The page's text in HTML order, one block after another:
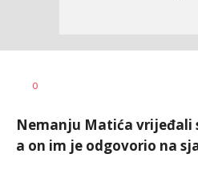
AUTOR
0
Nemanju Matića vrijeđali
a on im je odgovorio na